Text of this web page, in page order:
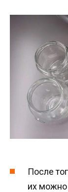
После
их можно